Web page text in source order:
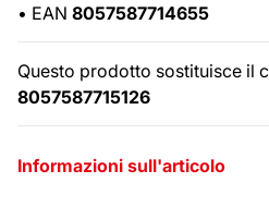
• EAN 8057587714655
Questo prodotto sostituisce il
8057587715126
Informazioni sull'articolo